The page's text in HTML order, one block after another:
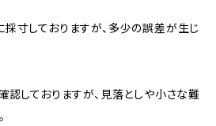
寸しておりますが、多少の誤差が生じ
しておりますが、見落としや小さな難